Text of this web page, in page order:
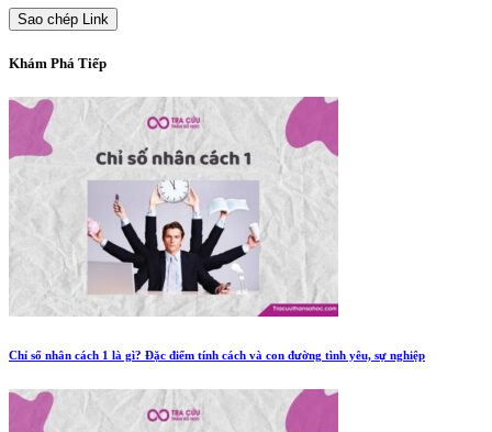
Sao chép Link
Khám Phá Tiếp
Chỉ số nhân cách 1 là gì? Đặc điểm tính cách và con đường tình yêu, sự nghiệp